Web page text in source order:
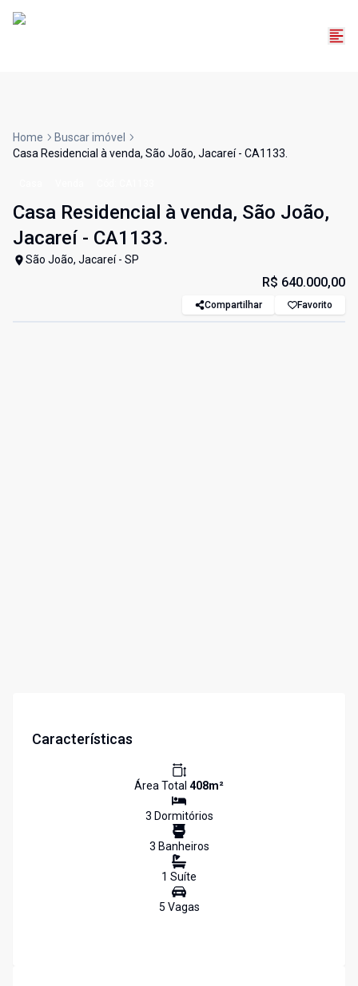
Home
Buscar imóvel
Casa Residencial à venda, São João, Jacareí - CA1133.
Casa Residencial à venda, São João,
Jacareí - CA1133.
São João, Jacareí - SP
R$ 640.000,00
Compartilhar Favorito
Características
Área Total 408m²
3 Dormitórios
3 Banheiros
1 Suíte
5 Vagas